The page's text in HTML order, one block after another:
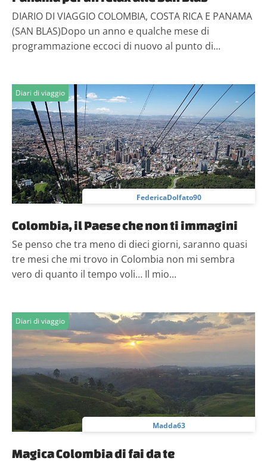
DIARIO DI VIAGGIO COLOMBIA, COSTA RICA E PANAMA
(SAN BLAS)Dopo un anno e qualche mese di
programmazione eccoci di nuovo al punto di...
Diari di viaggio
FedericaDolfato90
Colombia, il Paese che non ti immagini
Se penso che tra meno di dieci giorni, saranno quasi
tre mesi che mi trovo in Colombia non mi sembra
vero di quanto il tempo voli… Il mio...
Diari di viaggio
Madda63
Magica Colombia di fai da te